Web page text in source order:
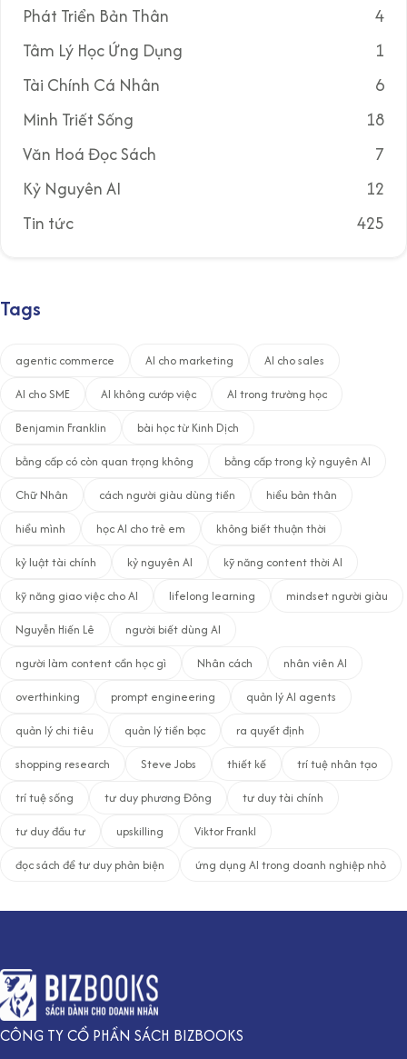
Phát Triển Bản Thân
4
Tâm Lý Học Ứng Dụng
1
Tài Chính Cá Nhân
6
Minh Triết Sống
18
Văn Hoá Đọc Sách
7
Kỷ Nguyên AI
12
Tin tức
425
Tags
agentic commerce AI cho marketing
AI cho sales
AI cho SME
AI không cướp việc
AI trong trường học
Benjamin Franklin
bài học từ Kinh Dịch
bằng cấp có còn quan trọng không
bằng cấp trong kỷ nguyên AI
Chữ Nhân
cách người giàu dùng tiền
hiểu bản thân
hiểu mình
học AI cho trẻ em
không biết thuận thời
kỷ luật tài chính
kỷ nguyên AI
kỹ năng content thời AI
kỹ năng giao việc cho AI
lifelong learning
mindset người giàu
Nguyễn Hiến Lê
người biết dùng AI
người làm content cần học gì
Nhân cách
nhân viên AI
overthinking
prompt engineering
quản lý AI agents
quản lý chi tiêu
quản lý tiền bạc
ra quyết định
shopping research
Steve Jobs thiết kế
trí tuệ nhân tạo
trí tuệ sống
tư duy phương Đông
tư duy tài chính
tư duy đầu tư
upskilling
Viktor Frankl
đọc sách để tư duy phản biện
ứng dụng AI trong doanh nghiệp nhỏ
CÔNG TY CỔ PHẦN SÁCH BIZBOOKS